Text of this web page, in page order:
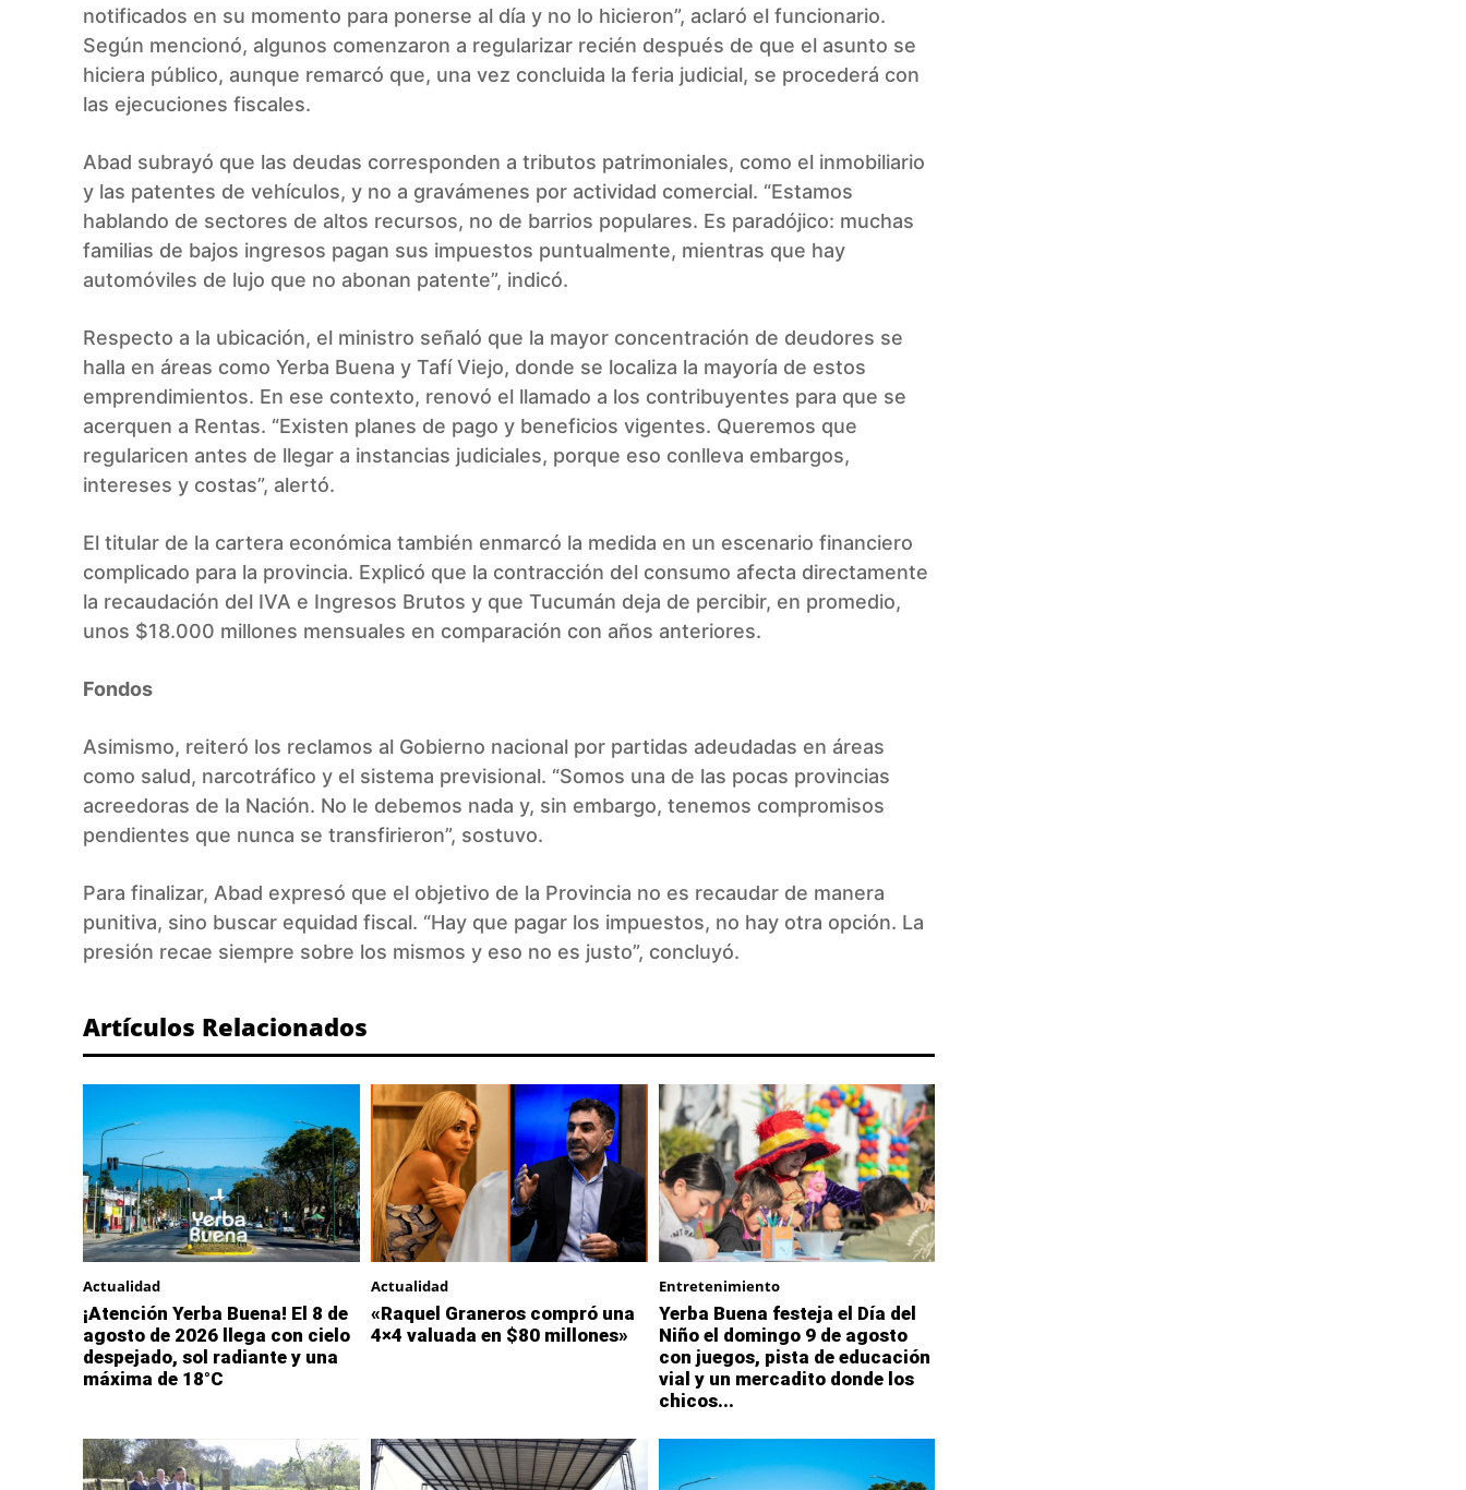
notificados en su momento para ponerse al día y no lo hicieron”, aclaró el funcionario.
Según mencionó, algunos comenzaron a regularizar recién después de que el asunto se
hiciera público, aunque remarcó que, una vez concluida la feria judicial, se procederá con
las ejecuciones fiscales.
Abad subrayó que las deudas corresponden a tributos patrimoniales, como el inmobiliario
y las patentes de vehículos, y no a gravámenes por actividad comercial. “Estamos
hablando de sectores de altos recursos, no de barrios populares. Es paradójico: muchas
familias de bajos ingresos pagan sus impuestos puntualmente, mientras que hay
automóviles de lujo que no abonan patente”, indicó.
Respecto a la ubicación, el ministro señaló que la mayor concentración de deudores se
halla en áreas como Yerba Buena y Tafí Viejo, donde se localiza la mayoría de estos
emprendimientos. En ese contexto, renovó el llamado a los contribuyentes para que se
acerquen a Rentas. “Existen planes de pago y beneficios vigentes. Queremos que
regularicen antes de llegar a instancias judiciales, porque eso conlleva embargos,
intereses y costas”, alertó.
El titular de la cartera económica también enmarcó la medida en un escenario financiero
complicado para la provincia. Explicó que la contracción del consumo afecta directamente
la recaudación del IVA e Ingresos Brutos y que Tucumán deja de percibir, en promedio,
unos $18.000 millones mensuales en comparación con años anteriores.
Fondos
Asimismo, reiteró los reclamos al Gobierno nacional por partidas adeudadas en áreas
como salud, narcotráfico y el sistema previsional. “Somos una de las pocas provincias
acreedoras de la Nación. No le debemos nada y, sin embargo, tenemos compromisos
pendientes que nunca se transfirieron”, sostuvo.
Para finalizar, Abad expresó que el objetivo de la Provincia no es recaudar de manera
punitiva, sino buscar equidad fiscal. “Hay que pagar los impuestos, no hay otra opción. La
presión recae siempre sobre los mismos y eso no es justo”, concluyó.
Artículos Relacionados
Actualidad
¡Atención Yerba Buena! El 8 de
agosto de 2026 llega con cielo
despejado, sol radiante y una
máxima de 18°C
Actualidad
«Raquel Graneros compró una
4×4 valuada en $80 millones»
Entretenimiento
Yerba Buena festeja el Día del
Niño el domingo 9 de agosto
con juegos, pista de educación
vial y un mercadito donde los
chicos...